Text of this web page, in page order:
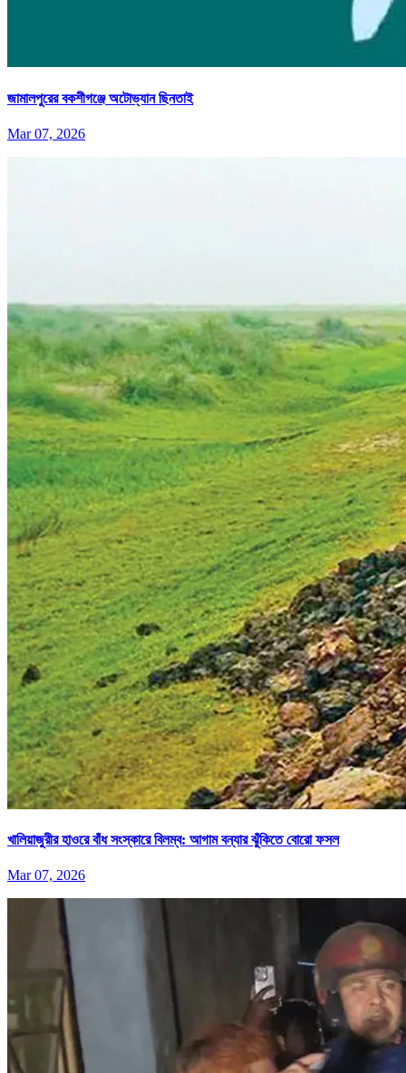
জামালপুরের বকশীগঞ্জে অটোভ্যান ছিনতাই
Mar 07, 2026
খালিয়াজুরীর হাওরে বাঁধ সংস্কারে বিলম্ব: আগাম বন্যার ঝুঁকিতে বোরো ফসল
Mar 07, 2026